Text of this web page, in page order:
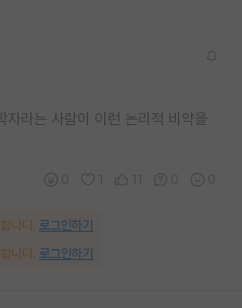
자라는 사람이 이런 논리적 비약을
니다. 로그인하기
니다. 로그인하기